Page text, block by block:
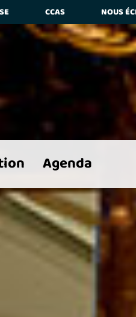
CCAS NOUS
Agenda
des